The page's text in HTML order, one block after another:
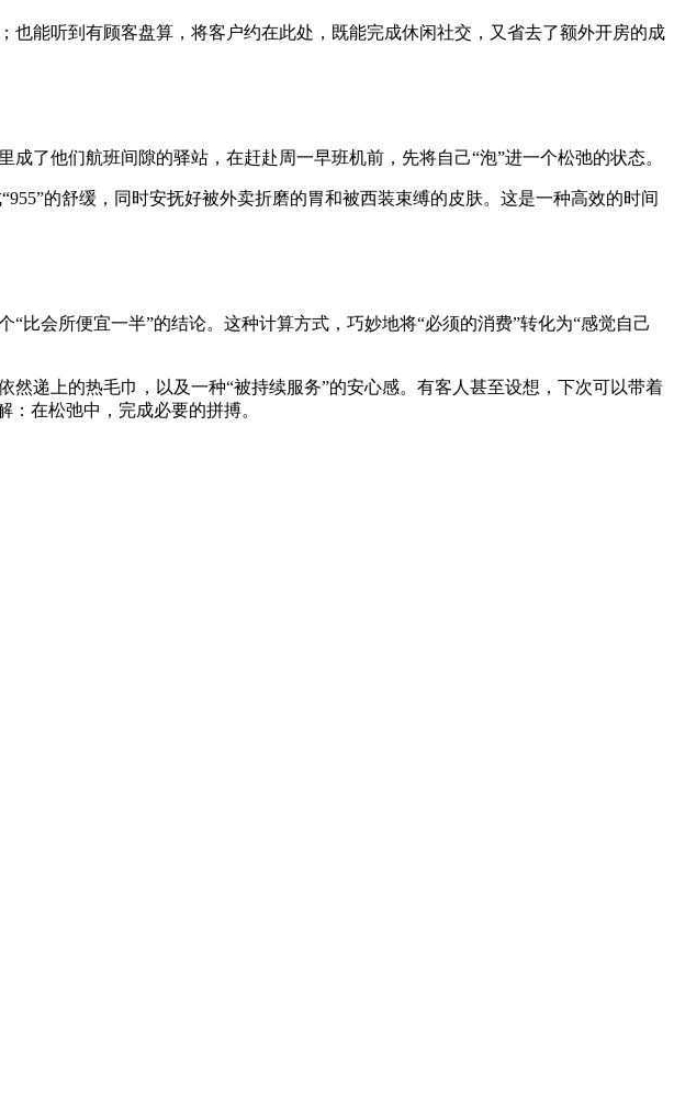
能听到有顾客盘算，将客户约在此处，既能完成休闲社交，又省去了额外开房的成
了他们航班间隙的驿站，在赶赴周一早班机前，先将自己“泡”进一个松弛的状态。
的舒缓，同时安抚好被外卖折磨的胃和被西装束缚的皮肤。这是一种高效的时间
会所便宜一半”的结论。这种计算方式，巧妙地将“必须的消费”转化为“感觉自己
递上的热毛巾，以及一种“被持续服务”的安心感。有客人甚至设想，下次可以带着
在松弛中，完成必要的拼搏。